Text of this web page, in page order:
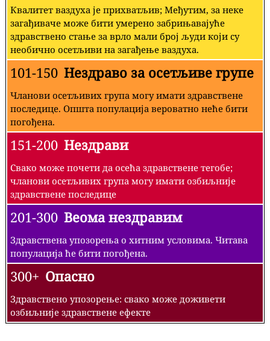
Квалитет ваздуха је прихватљив; Међутим, за неке
загађиваче може бити умерено забрињавајуће
здравствено стање за врло мали број људи који су
необично осетљиви на загађење ваздуха.
101-150 Нездраво за осетљиве групе
Чланови осетљивих група могу имати здравствене
последице. Општа популација вероватно неће бити
погођена.
151-200 Нездрави
Свако може почети да осећа здравствене тегобе;
чланови осетљивих група могу имати озбиљније
здравствене последице
201-300 Веома нездравим
Здравствена упозорења о хитним условима. Читава
популација ће бити погођена.
300+ Опасно
Здравствено упозорење: свако може доживети
озбиљније здравствене ефекте